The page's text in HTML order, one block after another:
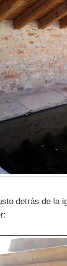
detrás de la